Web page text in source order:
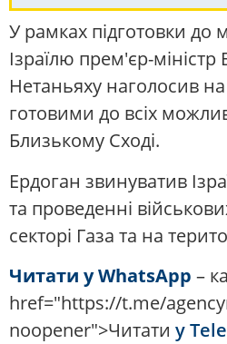
У рамках підготовки до
Ізраїлю прем'єр-міністр
Нетаньяху наголосив на
готовими до всіх
Близькому Сході.
Ердоган звинуватив
та проведенні
секторі Газа та на
Читати у WhatsApp –
href="https://t.me/
noopener">Читати у